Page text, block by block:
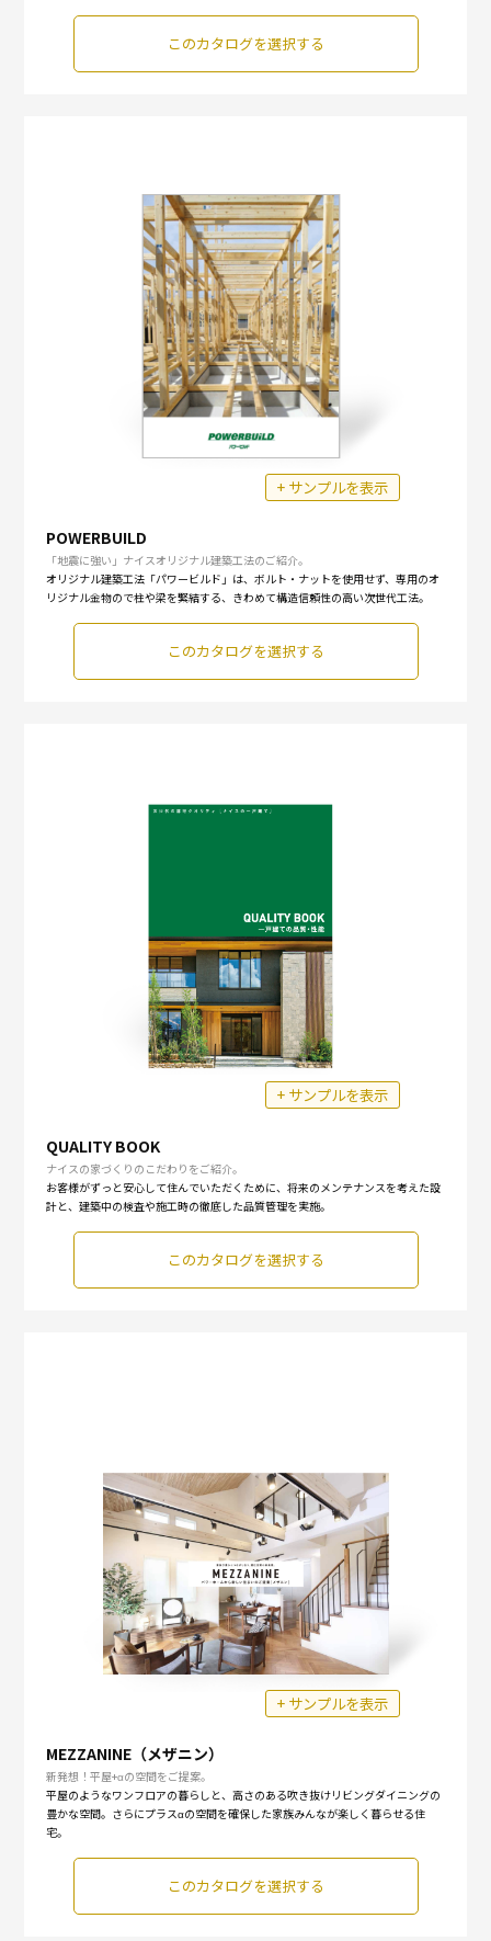
このカタログを選択する
+ サンプルを表示
POWERBUILD
「地震に強い」ナイスオリジナル建築工法のご紹介。
オリジナル建築工法「パワービルド」は、ボルト・ナットを使用せず、専用のオ
リジナル金物ので柱や梁を緊結する、きわめて構造信頼性の高い次世代工法。
このカタログを選択する
+ サンプルを表示
QUALITY BOOK
ナイスの家づくりのこだわりをご紹介。
お客様がずっと安心して住んでいただくために、将来のメンテナンスを考えた設
計と、建築中の検査や施工時の徹底した品質管理を実施。
このカタログを選択する
+ サンプルを表示
MEZZANINE（メザニン）
新発想！平屋+αの空間をご提案。
平屋のようなワンフロアの暮らしと、高さのある吹き抜けリビングダイニングの
豊かな空間。さらにプラスαの空間を確保した家族みんなが楽しく暮らせる住
宅。
このカタログを選択する